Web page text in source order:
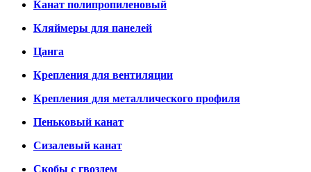
Канат полипропиленовый
Кляймеры для панелей
Цанга
Крепления для вентиляции
Крепления для металлического профиля
Пеньковый канат
Сизалевый канат
Скобы с гвоздем